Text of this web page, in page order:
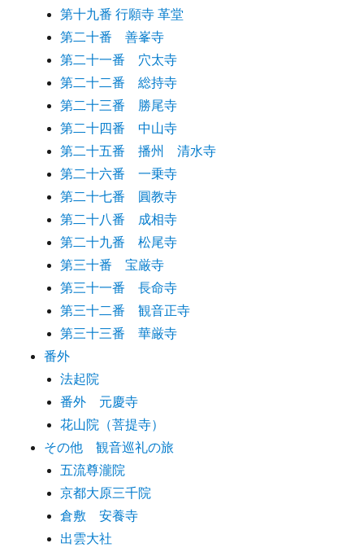
第十九番 行願寺 革堂
第二十番 善峯寺
第二十一番 穴太寺
第二十二番 総持寺
第二十三番 勝尾寺
第二十四番 中山寺
第二十五番 播州 清水寺
第二十六番 一乗寺
第二十七番 圓教寺
第二十八番 成相寺
第二十九番 松尾寺
第三十番 宝厳寺
第三十一番 長命寺
第三十二番 観音正寺
第三十三番 華厳寺
番外
法起院
番外 元慶寺
花山院（菩提寺）
その他 観音巡礼の旅
五流尊瀧院
京都大原三千院
倉敷 安養寺
出雲大社